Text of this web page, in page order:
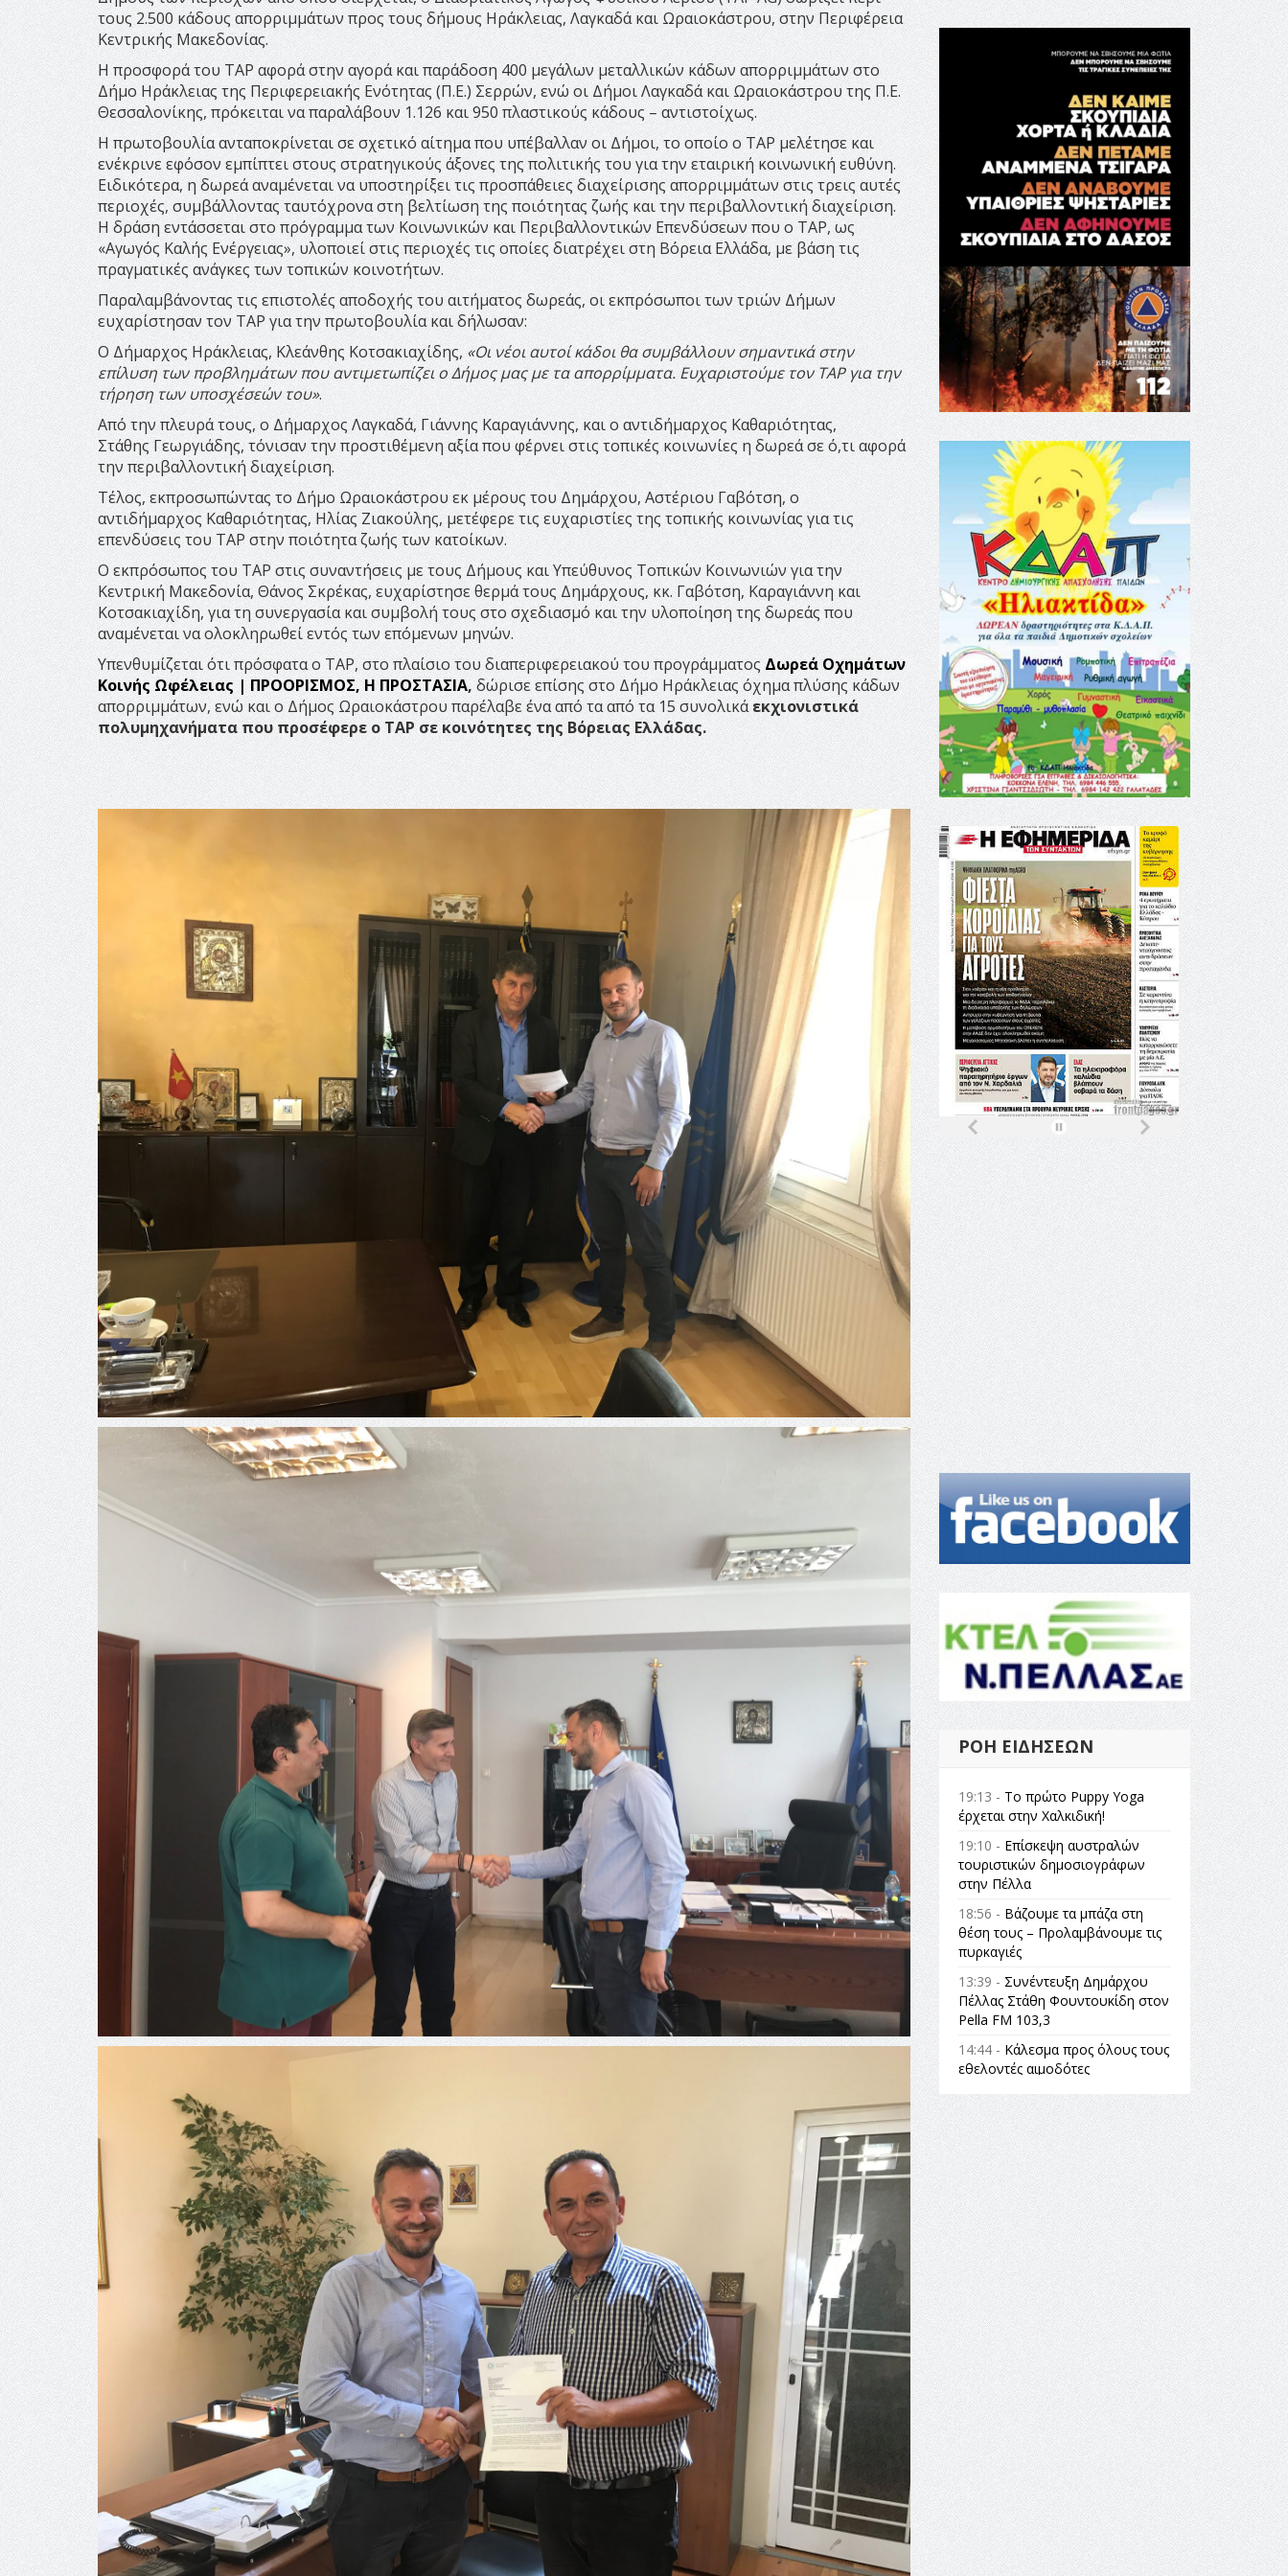
τους 2.500 κάδους απορριμμάτων προς τους δήμους Ηράκλειας, Λαγκαδά και Ωραιοκάστρου, στην Περιφέρεια
Κεντρικής Μακεδονίας.
Η προσφορά του ΤΑΡ αφορά στην αγορά και παράδοση 400 μεγάλων μεταλλικών κάδων απορριμμάτων στο
Δήμο Ηράκλειας της Περιφερειακής Ενότητας (Π.Ε.) Σερρών, ενώ οι Δήμοι Λαγκαδά και Ωραιοκάστρου της Π.Ε.
Θεσσαλονίκης, πρόκειται να παραλάβουν 1.126 και 950 πλαστικούς κάδους – αντιστοίχως.
Η πρωτοβουλία ανταποκρίνεται σε σχετικό αίτημα που υπέβαλλαν οι Δήμοι, το οποίο ο ΤΑΡ μελέτησε και
ενέκρινε εφόσον εμπίπτει στους στρατηγικούς άξονες της πολιτικής του για την εταιρική κοινωνική ευθύνη.
Ειδικότερα, η δωρεά αναμένεται να υποστηρίξει τις προσπάθειες διαχείρισης απορριμμάτων στις τρεις αυτές
περιοχές, συμβάλλοντας ταυτόχρονα στη βελτίωση της ποιότητας ζωής και την περιβαλλοντική διαχείριση.
Η δράση εντάσσεται στο πρόγραμμα των Κοινωνικών και Περιβαλλοντικών Επενδύσεων που ο ΤΑΡ, ως
«Αγωγός Καλής Ενέργειας», υλοποιεί στις περιοχές τις οποίες διατρέχει στη Βόρεια Ελλάδα, με βάση τις
πραγματικές ανάγκες των τοπικών κοινοτήτων.
Παραλαμβάνοντας τις επιστολές αποδοχής του αιτήματος δωρεάς, οι εκπρόσωποι των τριών Δήμων
ευχαρίστησαν τον ΤΑΡ για την πρωτοβουλία και δήλωσαν:
Ο Δήμαρχος Ηράκλειας, Κλεάνθης Κοτσακιαχίδης,«Οι νέοι αυτοί κάδοι θα συμβάλλουν σημαντικά στην
επίλυση των προβλημάτων που αντιμετωπίζει ο Δήμος μας με τα απορρίμματα. Ευχαριστούμε τον ΤΑΡ για την
τήρηση των υποσχέσεών του».
Από την πλευρά τους, ο Δήμαρχος Λαγκαδά, Γιάννης Καραγιάννης, και ο αντιδήμαρχος Καθαριότητας,
Στάθης Γεωργιάδης, τόνισαν την προστιθέμενη αξία που φέρνει στις τοπικές κοινωνίες η δωρεά σε ό,τι αφορά
την περιβαλλοντική διαχείριση.
Τέλος, εκπροσωπώντας το Δήμο Ωραιοκάστρου εκ μέρους του Δημάρχου, Αστέριου Γαβότση, o
αντιδήμαρχος Καθαριότητας, Ηλίας Ζιακούλης, μετέφερε τις ευχαριστίες της τοπικής κοινωνίας για τις
επενδύσεις του ΤΑΡ στην ποιότητα ζωής των κατοίκων.
Ο εκπρόσωπος του ΤΑΡ στις συναντήσεις με τους Δήμους και Υπεύθυνος Τοπικών Κοινωνιών για την
Κεντρική Μακεδονία, Θάνος Σκρέκας, ευχαρίστησε θερμά τους Δημάρχους, κκ. Γαβότση, Καραγιάννη και
Κοτσακιαχίδη, για τη συνεργασία και συμβολή τους στο σχεδιασμό και την υλοποίηση της δωρεάς που
αναμένεται να ολοκληρωθεί εντός των επόμενων μηνών.
Υπενθυμίζεται ότι πρόσφατα ο ΤΑΡ, στο πλαίσιο του διαπεριφερειακού του προγράμματος Δωρεά Οχημάτων
Κοινής Ωφέλειας | ΠΡΟΟΡΙΣΜΟΣ, Η ΠΡΟΣΤΑΣΙΑ,δώρισε επίσης στο Δήμο Ηράκλειας όχημα πλύσης κάδων
απορριμμάτων, ενώ και ο Δήμος Ωραιοκάστρου παρέλαβε ένα από τα από τα 15 συνολικάεκχιονιστικά
πολυμηχανήματα που προσέφερε ο ΤΑΡ σε κοινότητες της Βόρειας Ελλάδας.
ΡΟΉ ΕΙΔΉΣΕΩΝ
19:13 - Το πρώτο Puppy Yoga
έρχεται στην Χαλκιδική!
19:10 - Επίσκεψη αυστραλών
τουριστικών δημοσιογράφων
στην Πέλλα
18:56 - Βάζουμε τα μπάζα στη
θέση τους – Προλαμβάνουμε τις
πυρκαγιές
13:39 - Συνέντευξη Δημάρχου
Πέλλας Στάθη Φουντουκίδη στον
Pella FM 103,3
14:44 - Κάλεσμα προς όλους τους
εθελοντές αιμοδότες
14:23 -Όλη η Ελλάδα ένας
πολιτισμός Μουσική
εγκατάσταση Πόλεμος και
«Ειρήνη;» 5, 6 Αυγούστου 2026 |
Αρχαία Έδεσσα, Αρχαιολογικός
Χώρος Λόγγου
14:19 -Τοποθέτηση Λάκη
Βασιλειάδη για την Αναθεώρηση
του Συντάγματος: «Σε τέτοιες
κορυφαίες θεσμικές διαδικασίες
υπάρχει μόνο η ευθύνη απέναντι
στις επόμενες γενιές»
16:35 -
Το πρόγραμμα του ΠΑΟΚ
στον δεύτερο γύρο του
Champions League!
16:27 -Όλυμπος: Εντάχθηκε στον
Κατάλογο Παγκόσμιας
Κληρονομιάς της UNESCO –
Ομόφωνη η απόφαση Ο
Όλυμπος αναγνωρίστηκε ως
φυσικό και πολιτιστικό αγαθό
εξέχουσας οικουμενικής αξίας για
την ανθρωπότητα